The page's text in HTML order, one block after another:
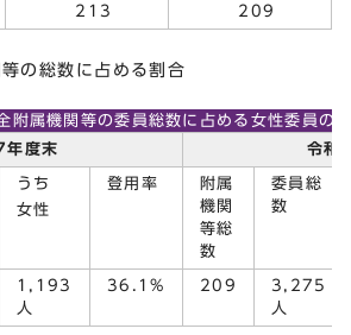
213 209
の総数に占める割合
附属機関等の委員総数に占める女性委員の
年度末
令和
うち
女性
登用率
附属
機関
等総
数
委員総
数
1,193
人
36.1% 209
3,275
人